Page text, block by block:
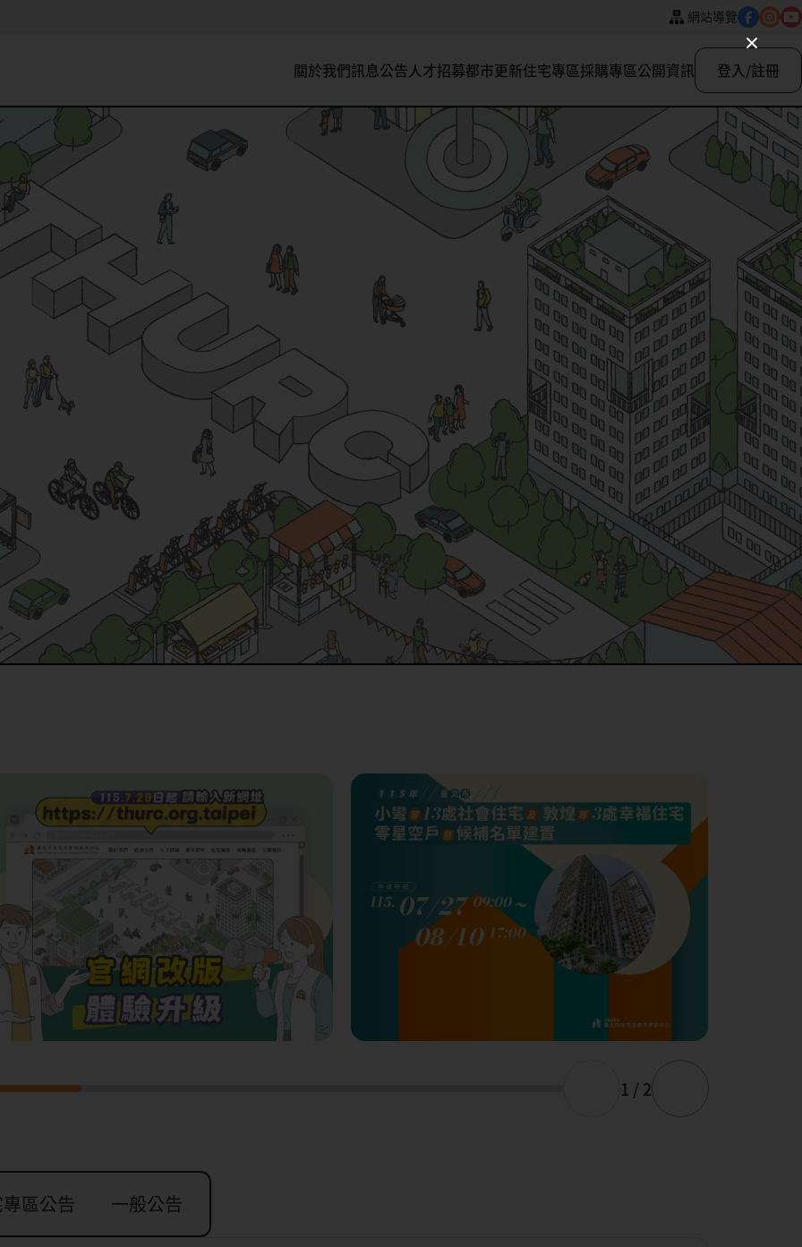
網站導覽
關於我們訊息公告人才招募都市更新住宅專區採購專區公開資訊 登入/註冊
1 / 2
區公告 一般公告